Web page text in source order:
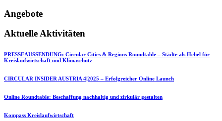
Angebote
Aktuelle Aktivitäten
PRESSEAUSSENDUNG: Circular Cities & Regions Roundtable – Städte als Hebel für
Kreislaufwirtschaft und Klimaschutz
CIRCULAR INSIDER AUSTRIA 4|2025 – Erfolgreicher Online Launch
Online Roundtable: Beschaffung nachhaltig und zirkulär gestalten
Kompass Kreislaufwirtschaft